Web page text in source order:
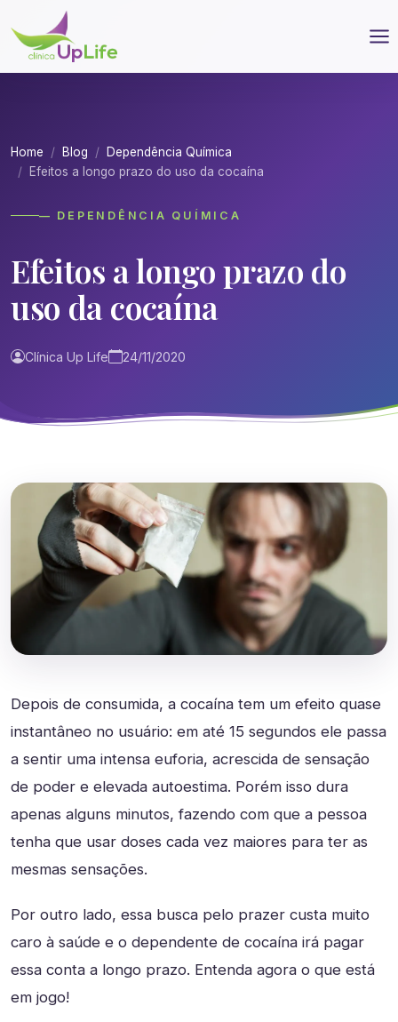
Home Blog
Dependência Química
Efeitos a longo prazo do uso da cocaína
— DEPENDÊNCIA QUÍMICA
Efeitos a longo prazo do
uso da cocaína
Clínica Up Life 24/11/2020
Depois de consumida, a cocaína tem um efeito quase
instantâneo no usuário: em até 15 segundos ele passa
a sentir uma intensa euforia, acrescida de sensação
de poder e elevada autoestima. Porém isso dura
apenas alguns minutos, fazendo com que a pessoa
tenha que usar doses cada vez maiores para ter as
mesmas sensações.
Por outro lado, essa busca pelo prazer custa muito
caro à saúde e o dependente de cocaína irá pagar
essa conta a longo prazo. Entenda agora o que está
em jogo!